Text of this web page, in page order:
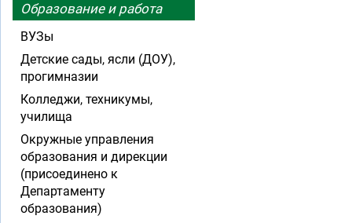
Образование и работа
ВУЗы
Детские сады, ясли (ДОУ),
прогимназии
Колледжи, техникумы,
училища
Окружные управления
образования и дирекции
(присоединено к
Департаменту
образования)